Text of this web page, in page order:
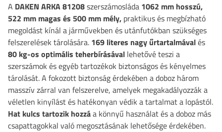
A DAKEN ARKA 81208szerszámosláda 1062 mm hosszú,
522 mm magas és 500 mm mély, praktikus és megbízható
megoldást kínál a járművekben és utánfutókban szükséges
felszerelések tárolására. 169 literes nagy űrtartalmávalés
80 kg-os optimális teherbírásával lehetővé teszi a
szerszámok és egyéb tartozékok biztonságos és kényelmes
tárolását. A fokozott biztonság érdekében a doboz három
masszív zárral van felszerelve, amelyek megakadályozzák a
véletlen kinyílást és hatékonyan védik a tartalmat a lopástól.
Hat kulcs tartozik hozzáa könnyű használat és a doboz más
csapattagokkal való megosztásának lehetősége érdekében.